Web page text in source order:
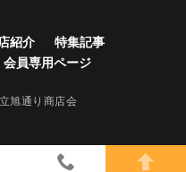
紹介
特集記事
会員専用ページ
旭通り商店会